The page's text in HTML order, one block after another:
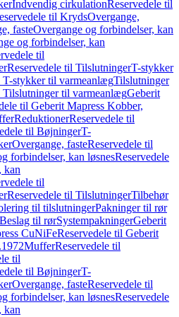
Indvendig cirkulationReservedele til
til KrydsOvergange,
fasteOvergange og forbindelser, kan
og forbindelser, kan
til
Reservedele til TilslutningerT-stykker
T-stykker til varmeanlægTilslutninger
Tilslutninger til varmeanlægGeberit
til Geberit Mapress Kobber,
ReduktionerReservedele til
til BøjningerT-
Overgange, fasteReservedele til
forbindelser, kan løsnesReservedele
kan
til
Reservedele til TilslutningerTilbehør
til tilslutningerPakninger til rør
Beslag til rørSystempakningerGeberit
CuNiFeReservedele til Geberit
MufferReservedele til
til
til BøjningerT-
Overgange, fasteReservedele til
forbindelser, kan løsnesReservedele
kan